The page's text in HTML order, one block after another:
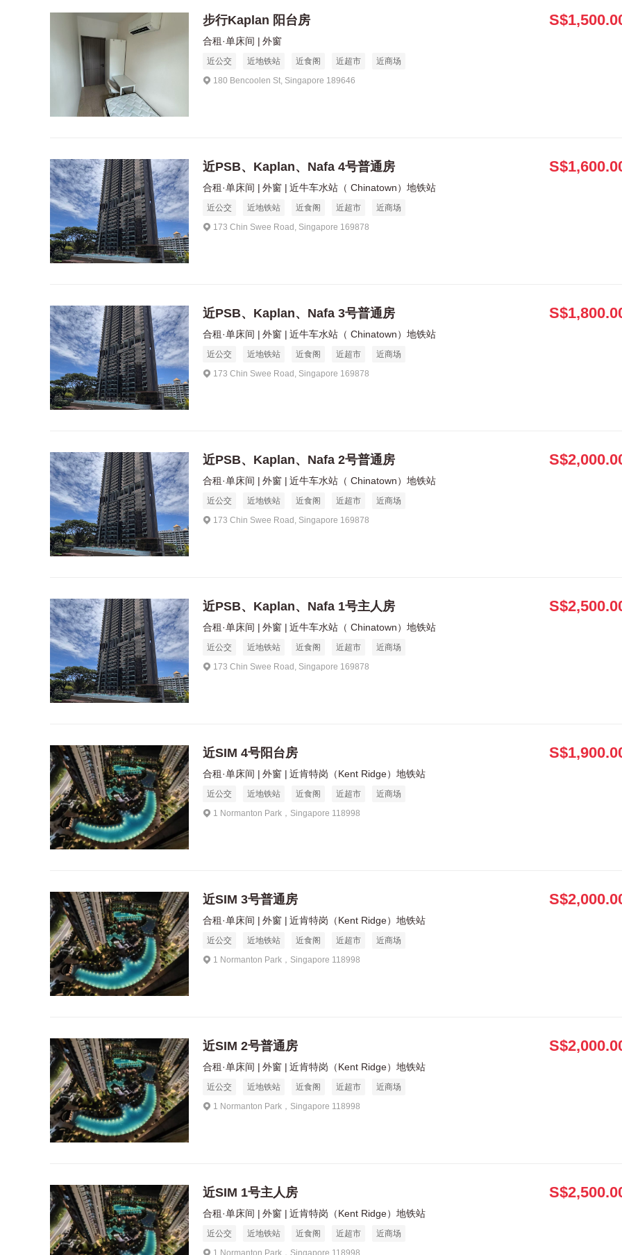
步行Kaplan 阳台房
合租·单床间 外窗
近公交 近地铁站 近食阁 近超市
近商场
180 Bencoolen St, Singapore 189646
近PSB、Kaplan、Nafa 4号普通房
合租·单床间 外窗 近牛车水站（ Chinatown）地铁站
近公交 近地铁站 近食阁 近超市
近商场
173 Chin Swee Road, Singapore 169878
近PSB、Kaplan、Nafa 3号普通房
合租·单床间 外窗 近牛车水站（ Chinatown）地铁站
近公交 近地铁站 近食阁 近超市
近商场
173 Chin Swee Road, Singapore 169878
近PSB、Kaplan、Nafa 2号普通房
合租·单床间 外窗 近牛车水站（ Chinatown）地铁站
近公交 近地铁站 近食阁 近超市
近商场
173 Chin Swee Road, Singapore 169878
近PSB、Kaplan、Nafa 1号主人房
合租·单床间 外窗 近牛车水站（ Chinatown）地铁站
近公交 近地铁站 近食阁 近超市
近商场
173 Chin Swee Road, Singapore 169878
近SIM 4号阳台房
合租·单床间 外窗 近肯特岗（Kent Ridge）地铁站
近公交 近地铁站 近食阁 近超市
近商场
1 Normanton Park，Singapore 118998
近SIM 3号普通房
合租·单床间 外窗 近肯特岗（Kent Ridge）地铁站
近公交 近地铁站 近食阁 近超市
近商场
1 Normanton Park，Singapore 118998
近SIM 2号普通房
合租·单床间 外窗 近肯特岗（Kent Ridge）地铁站
近公交 近地铁站 近食阁 近超市
近商场
1 Normanton Park，Singapore 118998
近SIM 1号主人房
合租·单床间 外窗 近肯特岗（Kent Ridge）地铁站
近公交 近地铁站 近食阁 近超市
近商场
1 Normanton Park，Singapore 118998